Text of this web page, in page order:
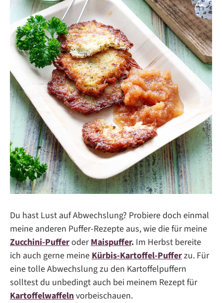
Du hast Lust auf Abwechslung? Probiere doch einmal
meine anderen Puffer-Rezepte aus, wie die für meine
Zucchini-PufferoderMaispuffer. Im Herbst bereite
ich auch gerne meineKürbis-Kartoffel-Pufferzu. Für
eine tolle Abwechslung zu den Kartoffelpuffern
solltest du unbedingt auch bei meinem Rezept für
Kartoffelwaffelnvorbeischauen.